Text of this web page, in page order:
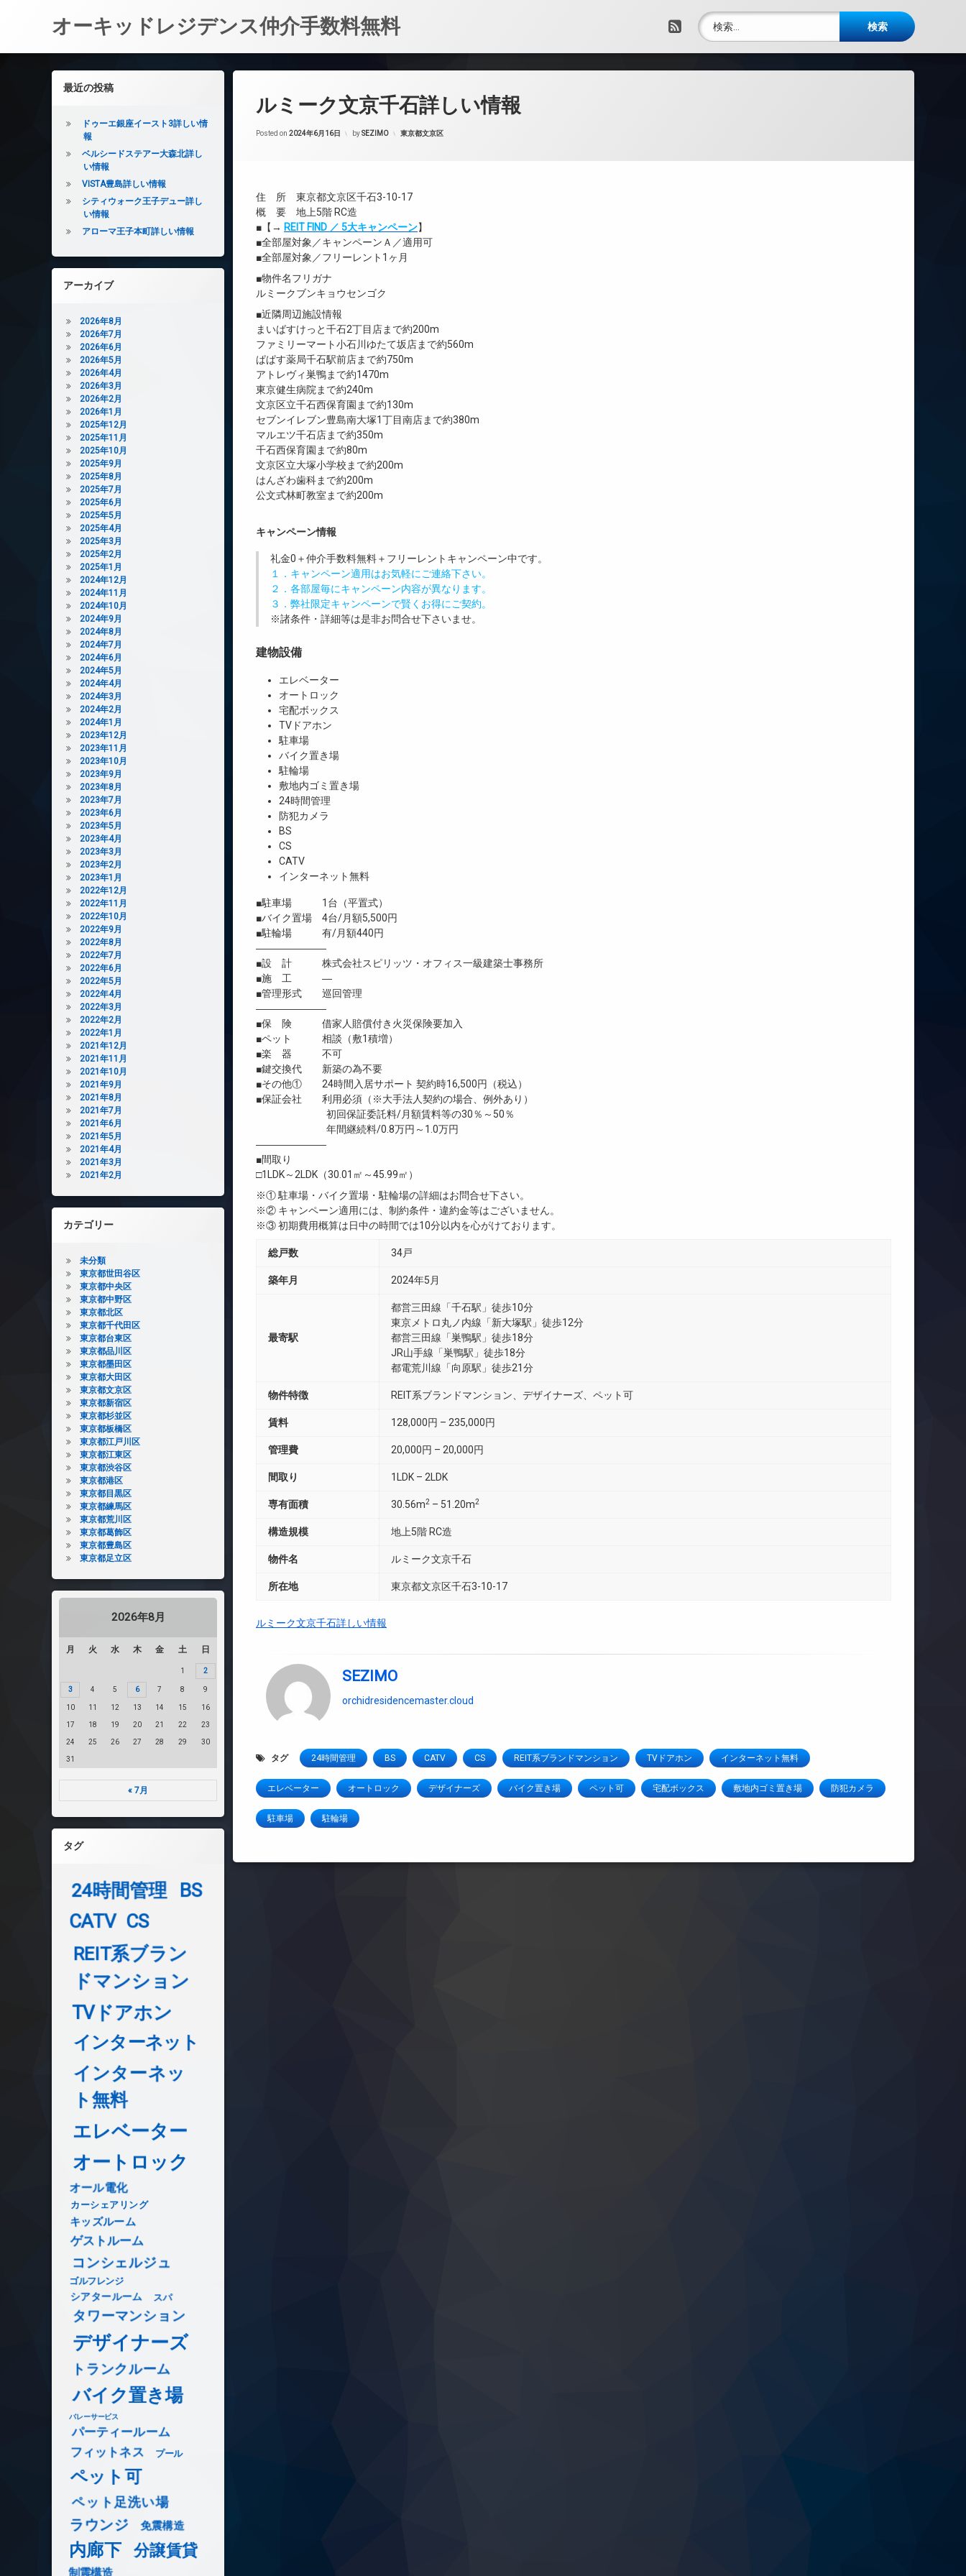
オーキッドレジデンス仲介手数料無料 RSS
検索:
ルミーク文京千石詳しい情報
Posted on 2024年6月16日 bySEZIMO カテゴリー:
東京都文京区
住 所 東京都文京区千石3-10-17
概 要 地上5階 RC造
■【→ REIT FIND ／ 5大キャンペーン】
■全部屋対象／キャンペーンＡ／適用可
■全部屋対象／フリーレント1ヶ月
■物件名フリガナ
ルミークブンキョウセンゴク
■近隣周辺施設情報
まいばすけっと千石2丁目店まで約200m
ファミリーマート小石川ゆたて坂店まで約560m
ぱぱす薬局千石駅前店まで約750m
アトレヴィ巣鴨まで約1470m
東京健生病院まで約240m
文京区立千石西保育園まで約130m
セブンイレブン豊島南大塚1丁目南店まで約380m
マルエツ千石店まで約350m
千石西保育園まで約80m
文京区立大塚小学校まで約200m
はんざわ歯科まで約200m
公文式林町教室まで約200m
キャンペーン情報
礼金0 ＋仲介手数料無料＋ フリーレント キャンペーン中です。
１．キャンペーン適用はお気軽にご連絡下さい。
２．各部屋毎にキャンペーン内容が異なります。
３．弊社限定キャンペーンで賢くお得にご契約。
※諸条件・詳細等は是非お問合せ下さいませ。
建物設備
エレベーター
オートロック
宅配ボックス
TVドアホン
駐車場
バイク置き場
駐輪場
敷地内ゴミ置き場
24時間管理
防犯カメラ
BS
CS
CATV
インターネット無料
■駐車場 1台（平置式）
■バイク置場 4台/月額5,500円
■駐輪場 有/月額440円
―――――――
■設 計 株式会社スピリッツ・オフィス一級建築士事務所
■施 工 ―
■管理形式 巡回管理
―――――――
■保 険 借家人賠償付き火災保険要加入
■ペット 相談（敷1積増）
■楽 器 不可
■鍵交換代 新築の為不要
■その他① 24時間入居サポート 契約時16,500円（税込）
■保証会社 利用必須（※大手法人契約の場合、例外あり）
初回保証委託料/月額賃料等の30％～50％
年間継続料/0.8万円～1.0万円
―――――――
■間取り
□1LDK～2LDK（30.01㎡～45.99㎡）
※① 駐車場・バイク置場・駐輪場の詳細はお問合せ下さい。
※② キャンペーン適用には、制約条件・違約金等はございません。
※③ 初期費用概算は日中の時間では10分以内を心がけております。
総戸数 34戸
築年月 2024年5月
最寄駅
都営三田線「千石駅」徒歩10分
東京メトロ丸ノ内線「新大塚駅」徒歩12分
都営三田線「巣鴨駅」徒歩18分
JR山手線「巣鴨駅」徒歩18分
都電荒川線「向原駅」徒歩21分
物件特徴 REIT系ブランドマンション、デザイナーズ、ペット可
賃料 128,000円 – 235,000円
管理費 20,000円 – 20,000円
間取り 1LDK – 2LDK
専有面積 30.56m2 – 51.20m2
構造規模 地上5階 RC造
物件名 ルミーク文京千石
所在地 東京都文京区千石3-10-17
ルミーク文京千石詳しい情報
SEZIMO
orchidresidencemaster.cloud
タグ 24時間管理 BS CATV CS REIT系ブランドマンション TVドアホン インターネット無料
エレベーター オートロック デザイナーズ バイク置き場 ペット可 宅配ボックス 敷地内ゴミ置き場 防犯カメラ
駐車場 駐輪場
左サイドバー
最近の投稿
ドゥーエ銀座イースト3詳しい情
報
ベルシードステアー大森北詳し
い情報
VISTA豊島詳しい情報
シティウォーク王子デュー詳し
い情報
アローマ王子本町詳しい情報
アーカイブ
2026年8月
2026年7月
2026年6月
2026年5月
2026年4月
2026年3月
2026年2月
2026年1月
2025年12月
2025年11月
2025年10月
2025年9月
2025年8月
2025年7月
2025年6月
2025年5月
2025年4月
2025年3月
2025年2月
2025年1月
2024年12月
2024年11月
2024年10月
2024年9月
2024年8月
2024年7月
2024年6月
2024年5月
2024年4月
2024年3月
2024年2月
2024年1月
2023年12月
2023年11月
2023年10月
2023年9月
2023年8月
2023年7月
2023年6月
2023年5月
2023年4月
2023年3月
2023年2月
2023年1月
2022年12月
2022年11月
2022年10月
2022年9月
2022年8月
2022年7月
2022年6月
2022年5月
2022年4月
2022年3月
2022年2月
2022年1月
2021年12月
2021年11月
2021年10月
2021年9月
2021年8月
2021年7月
2021年6月
2021年5月
2021年4月
2021年3月
2021年2月
カテゴリー
未分類
東京都世田谷区
東京都中央区
東京都中野区
東京都北区
東京都千代田区
東京都台東区
東京都品川区
東京都墨田区
東京都大田区
東京都文京区
東京都新宿区
東京都杉並区
東京都板橋区
東京都江戸川区
東京都江東区
東京都渋谷区
東京都港区
東京都目黒区
東京都練馬区
東京都荒川区
東京都葛飾区
東京都豊島区
東京都足立区
2026年8月
月 火 水 木 金 土 日
1 2
3 4 5 6 7 8 9
10 11 12 13 14 15 16
17 18 19 20 21 22 23
24 25 26 27 28 29 30
31
« 7月
タグ
24時間管理
BS
CATV CS
REIT系ブラン
ドマンション
TVドアホン
インターネット
インターネッ
ト無料
エレベーター
オートロック
オール電化
カーシェアリング
キッズルーム
ゲストルーム
コンシェルジュ
ゴルフレンジ
シアタールーム スパ
タワーマンション
デザイナーズ
トランクルーム
バイク置き場
バレーサービス
パーティールーム
フィットネス プール
ペット可
ペット足洗い場
ラウンジ 免震構造
内廊下 分譲賃貸
制震構造